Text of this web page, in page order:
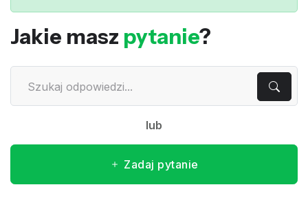
Jakie masz pytanie?
lub
Zadaj pytanie